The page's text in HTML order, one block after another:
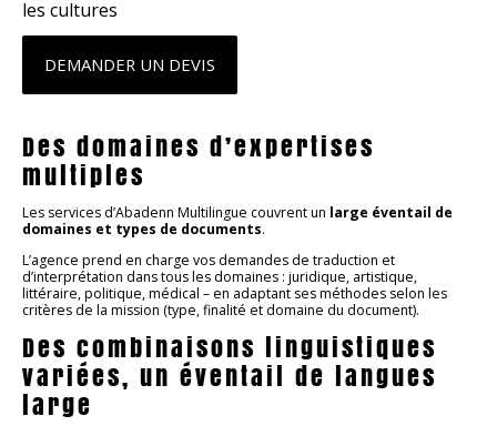
les cultures
DEMANDER UN DEVIS
Des domaines d’expertises
multiples
Les services d’Abadenn Multilingue couvrent un large éventail de
domaines et types de documents.
L’agence prend en charge vos demandes de traduction et
d’interprétation dans tous les domaines : juridique, artistique,
littéraire, politique, médical – en adaptant ses méthodes selon les
critères de la mission (type, finalité et domaine du document).
Des combinaisons linguistiques
variées, un éventail de langues
large